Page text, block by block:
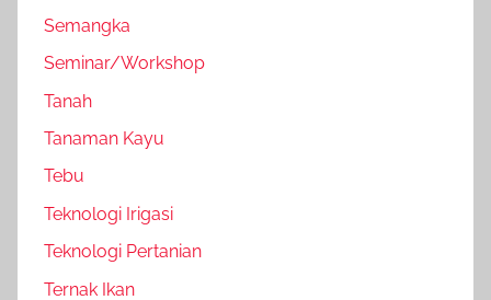
Semangka
Seminar/Workshop
Tanah
Tanaman Kayu
Tebu
Teknologi Irigasi
Teknologi Pertanian
Ternak Ikan